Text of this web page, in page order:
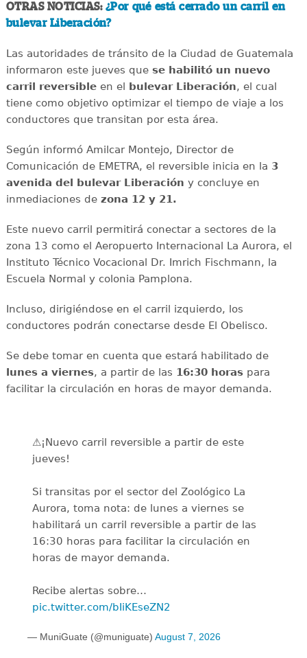
OTRAS NOTICIAS: ¿Por qué está cerrado un carril en
bulevar Liberación?
Las autoridades de tránsito de la Ciudad de Guatemala
informaron este jueves que se habilitó un nuevo
carril reversibleen el bulevar Liberación, el cual
tiene como objetivo optimizar el tiempo de viaje a los
conductores que transitan por esta área.
Según informó Amilcar Montejo, Director de
Comunicación de EMETRA, el reversible inicia en la 3
avenida del bulevar Liberación y concluye en
inmediaciones de zona 12 y 21.
Este nuevo carril permitirá conectar a sectores de la
zona 13 como el Aeropuerto Internacional La Aurora, el
Instituto Técnico Vocacional Dr. Imrich Fischmann, la
Escuela Normal y colonia Pamplona.
Incluso, dirigiéndose en el carril izquierdo, los
conductores podrán conectarse desde El Obelisco.
Se debe tomar en cuenta que estará habilitado de
lunes a viernes, a partir de las 16:30 horaspara
facilitar la circulación en horas de mayor demanda.
⚠️¡Nuevo carril reversible a partir de este
jueves!
Si transitas por el sector del Zoológico La
Aurora, toma nota: de lunes a viernes se
habilitará un carril reversible a partir de las
16:30 horas para facilitar la circulación en
horas de mayor demanda.
Recibe alertas sobre…
pic.twitter.com/bIiKEseZN2
— MuniGuate (@muniguate) August 7, 2026